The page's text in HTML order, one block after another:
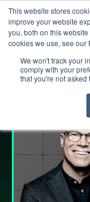
This website stores
improve your website
you, both on this
cookies we use, see our
We won't track your
comply with your
that you're not
Lederpodden